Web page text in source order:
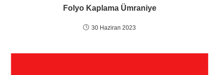
Folyo Kaplama Ümraniye
30 Haziran 2023